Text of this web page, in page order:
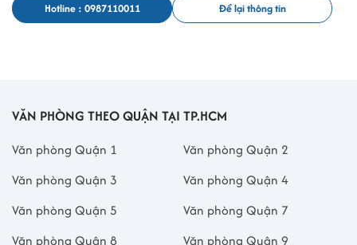
Hotline : 0987110011 Để lại thông tin
VĂN PHÒNG THEO QUẬN TẠI TP.HCM
Văn phòng Quận 1
Văn phòng Quận 2
Văn phòng Quận 3
Văn phòng Quận 4
Văn phòng Quận 5
Văn phòng Quận 7
Văn phòng Quận 8
Văn phòng Quận 9